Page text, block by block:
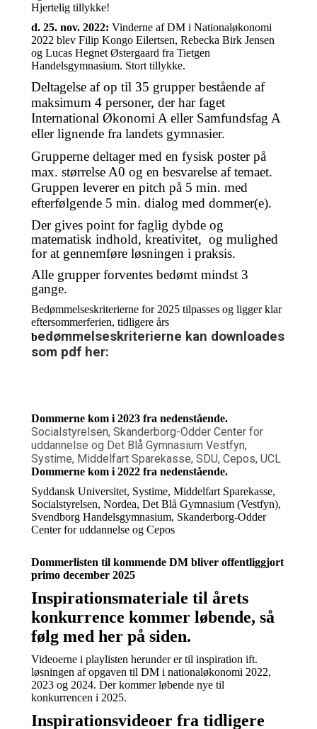
Hjertelig tillykke!
d. 25. nov. 2022: Vinderne af DM i Nationaløkonomi
2022 blev Filip Kongo Eilertsen, Rebecka Birk Jensen
og Lucas Hegnet Østergaard fra Tietgen
Handelsgymnasium. Stort tillykke.
Deltagelse af op til 35 grupper bestående af
maksimum 4 personer, der har faget
International Økonomi A eller Samfundsfag A
eller lignende fra landets gymnasier.
Grupperne deltager med en fysisk poster på
max. størrelse A0 og en besvarelse af temaet.
Gruppen leverer en pitch på 5 min. med
efterfølgende 5 min. dialog med dommer(e).
Der gives point for faglig dybde og
matematisk indhold, kreativitet, og mulighed
for at gennemføre løsningen i praksis.
Alle grupper forventes bedømt mindst 3
gange.
Bedømmelseskriterierne for 2025 tilpasses og ligger klar
eftersommerferien, tidligere års
bedømmelseskriterierne kan downloades
som pdf her:
Dommerne kom i 2023 fra nedenstående.
Socialstyrelsen, Skanderborg-Odder Center for
uddannelse og Det Blå Gymnasium Vestfyn,
Systime, Middelfart Sparekasse, SDU, Cepos, UCL
Dommerne kom i 2022 fra nedenstående.
Syddansk Universitet, Systime, Middelfart Sparekasse,
Socialstyrelsen, Nordea, Det Blå Gymnasium (Vestfyn),
Svendborg Handelsgymnasium, Skanderborg-Odder
Center for uddannelse og Cepos
Dommerlisten til kommende DM bliver offentliggjort
primo december 2025
Inspirationsmateriale til årets
konkurrence kommer løbende, så
følg med her på siden.
Videoerne i playlisten herunder er til inspiration ift.
løsningen af opgaven til DM i nationaløkonomi 2022,
2023 og 2024. Der kommer løbende nye til
konkurrencen i 2025.
Inspirationsvideoer fra tidligere